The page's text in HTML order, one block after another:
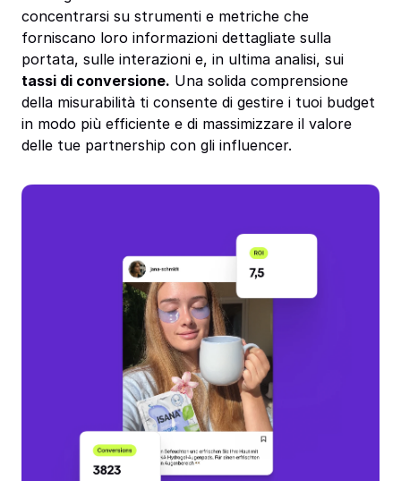
concentrarsi su strumenti e metriche che
forniscano loro informazioni dettagliate sulla
portata, sulle interazioni e, in ultima analisi, sui
tassi di conversione. Una solida comprensione
della misurabilità ti consente di gestire i tuoi budget
in modo più efficiente e di massimizzare il valore
delle tue partnership con gli influencer.